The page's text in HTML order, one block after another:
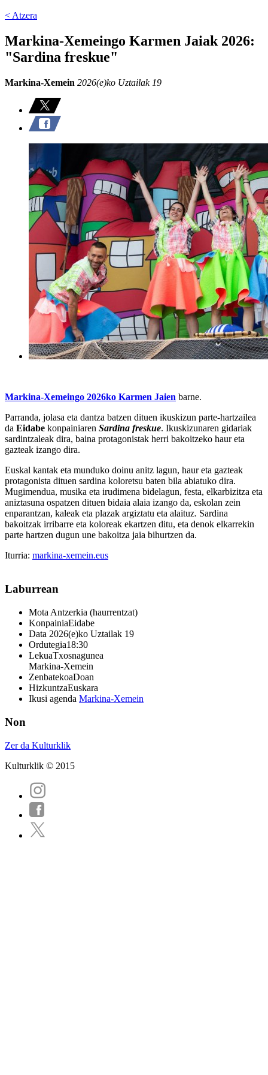
< Atzera
Markina-Xemeingo Karmen Jaiak 2026:
"Sardina freskue"
Markina-Xemein 2026(e)ko Uztailak 19
Markina-Xemeingo 2026ko Karmen Jaien barne.
Parranda, jolasa eta dantza batzen dituen ikuskizun parte-hartzailea
da Eidabe konpainiaren Sardina freskue. Ikuskizunaren gidariak
sardintzaleak dira, baina protagonistak herri bakoitzeko haur eta
gazteak izango dira.
Euskal kantak eta munduko doinu anitz lagun, haur eta gazteak
protagonista dituen sardina koloretsu baten bila abiatuko dira.
Mugimendua, musika eta irudimena bidelagun, festa, elkarbizitza eta
aniztasuna ospatzen dituen bidaia alaia izango da, eskolan zein
enparantzan, kaleak eta plazak argiztatu eta alaituz. Sardina
bakoitzak irribarre eta koloreak ekartzen ditu, eta denok elkarrekin
parte hartzen dugun une bakoitza jaia bihurtzen da.
Iturria: markina-xemein.eus
Laburrean
Mota Antzerkia (haurrentzat)
KonpainiaEidabe
Data 2026(e)ko Uztailak 19
Ordutegia18:30
LekuaTxosnagunea
Markina-Xemein
ZenbatekoaDoan
HizkuntzaEuskara
Ikusi agenda Markina-Xemein
Non
Zer da Kulturklik
Kulturklik © 2015